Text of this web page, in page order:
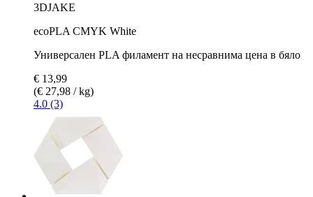
3DJAKE
ecoPLA CMYK White
Универсален PLA филамент на несравнима цена в бяло
€ 13,99
(€ 27,98 / kg)
4.0 (3)